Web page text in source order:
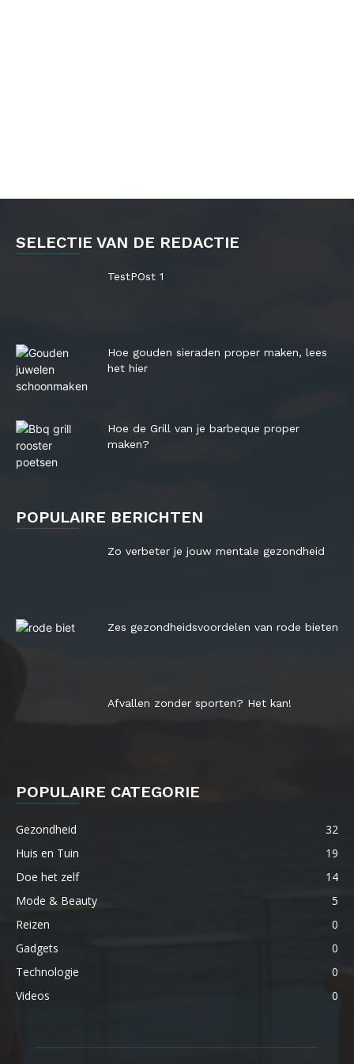
SELECTIE VAN DE REDACTIE
TestPOst 1
Hoe gouden sieraden proper maken, lees
het hier
Hoe de Grill van je barbeque proper
maken?
POPULAIRE BERICHTEN
Zo verbeter je jouw mentale gezondheid
Zes gezondheidsvoordelen van rode bieten
Afvallen zonder sporten? Het kan!
POPULAIRE CATEGORIE
Gezondheid
32
Huis en Tuin
19
Doe het zelf
14
Mode & Beauty
5
Reizen
0
Gadgets
0
Technologie
0
Videos
0